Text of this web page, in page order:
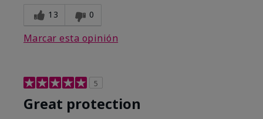
13 0
Marcar esta opinión
5
Great protection